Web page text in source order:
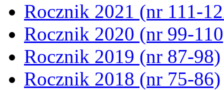
Rocznik 2021 (nr 111-
Rocznik 2020 (nr 99-
Rocznik 2019 (nr 87-98)
Rocznik 2018 (nr 75-86)